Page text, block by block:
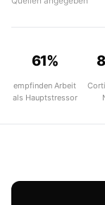
61%
empfinden Arbeit
als Hauptstressor